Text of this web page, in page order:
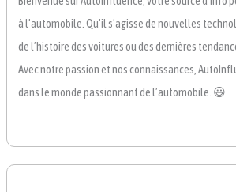
à l’automobile. Qu’il s’agisse de nouvelles
de l’histoire des voitures ou des dernières
Avec notre passion et nos connaissances,
dans le monde passionnant de l’automobile. 😃